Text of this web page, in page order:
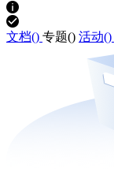
文档() 专题() 活动()